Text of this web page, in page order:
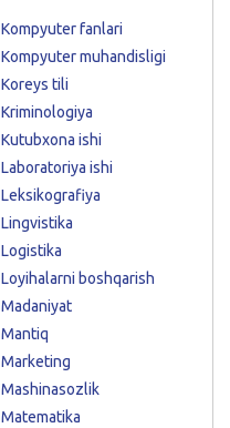
Kompyuter fanlari
Kompyuter muhandisligi
Koreys tili
Kriminologiya
Kutubxona ishi
Laboratoriya ishi
Leksikografiya
Lingvistika
Logistika
Loyihalarni boshqarish
Madaniyat
Mantiq
Marketing
Mashinasozlik
Matematika